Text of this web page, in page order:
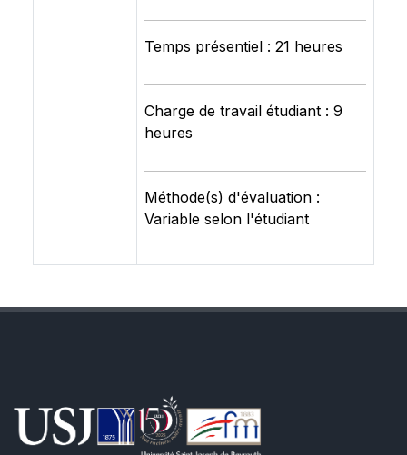
Temps présentiel : 21 heures
Charge de travail étudiant : 9
heures
Méthode(s) d'évaluation :
Variable selon l'étudiant